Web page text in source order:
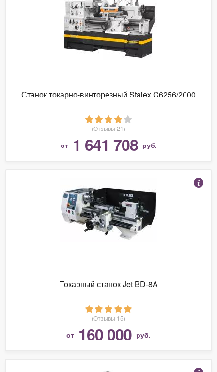
Станок токарно-винторезный Stalex C6256/2000
(Отзывы 21)
от 1 641 708 руб.
Токарный станок Jet BD-8A
(Отзывы 15)
от 160 000 руб.